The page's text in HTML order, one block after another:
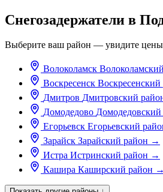
Снегозадержатели в
Выберите ваш район — увидите цены
Волоколамск
Воскресенск Воскресенский
Дмитров Дмитровский
Домодедово Домодедовский
Егорьевск Егорьевский
Зарайск Зарайский район →
Истра Истринский район →
Кашира Каширский район →